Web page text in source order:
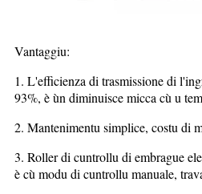
Vantaggiu:
1. L'efficienza di trasmissione di
93%, è ùn diminuisce micca cù u
2. Mantenimentu simplice, costu di
3. Roller di cuntrollu di embrague
è cù modu di cuntrollu manuale,